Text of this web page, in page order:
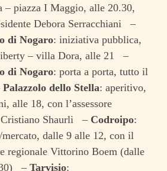
– piazza I Maggio, alle 20.30,
Debora Serracchiani –
di Nogaro: iniziativa pubblica,
– villa Dora, alle 21 –
di Nogaro: porta a porta, tutto il
Palazzolo dello Stella: aperitivo,
alle 18, con l’assessore
Cristiano Shaurli – Codroipo:
mercato, dalle 9 alle 12, con il
regionale Vittorino Boem (dalle
– Tarvisio: